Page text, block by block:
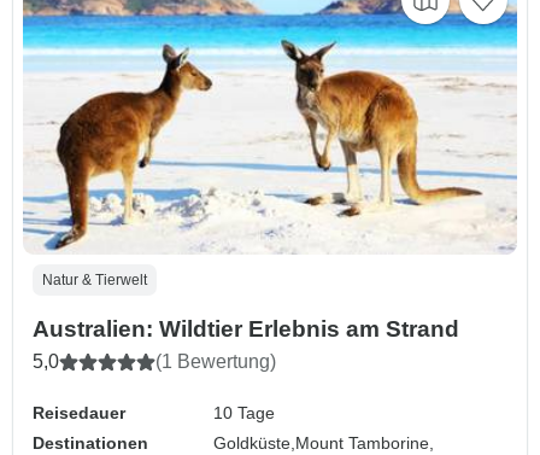
Natur & Tierwelt
Australien: Wildtier Erlebnis am Strand
5,0 (1 Bewertung)
Reisedauer
10 Tage
Destinationen
Goldküste,Mount Tamborine,